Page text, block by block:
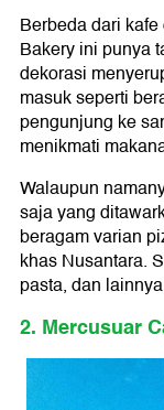
Berbeda dari
Bakery ini punya
dekorasi
masuk seperti
pengunjung ke
menikmati
Walaupun
saja yang
beragam varian
khas Nusantara.
pasta, dan
2. Mercusuar